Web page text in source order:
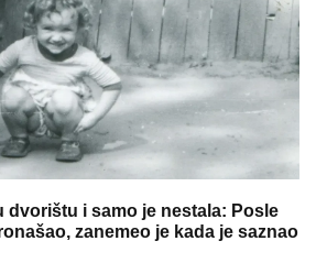
dvorištu i samo je nestala: Posle
zanemeo je kada je saznao